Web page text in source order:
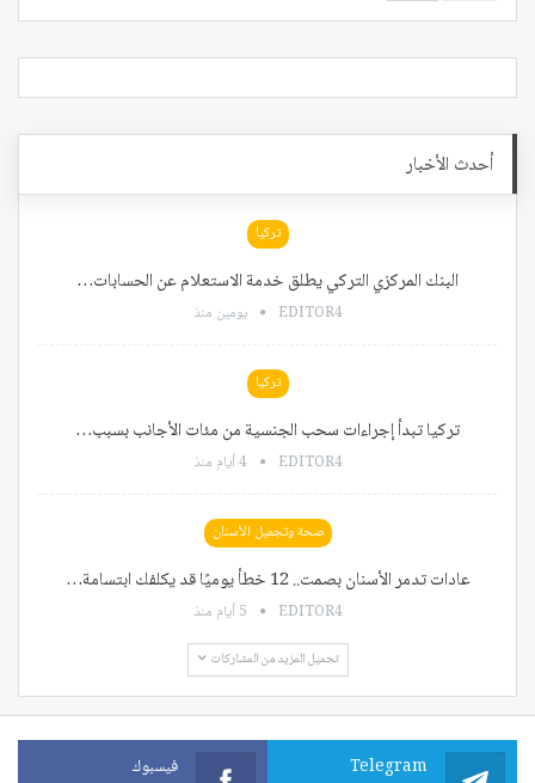
أحدث الأخبار
تركيا
البنك المركزي التركي يطلق خدمة الاستعلام عن الحسابات…
EDITOR4 يومين منذ
تركيا
تركيا تبدأ إجراءات سحب الجنسية من مئات الأجانب بسبب…
EDITOR4 4 أيام منذ
صحة وتجميل الأسنان
عادات تدمر الأسنان بصمت.. 12 خطأ يوميًا قد يكلفك ابتسامة…
EDITOR4 5 أيام منذ
تحميل المزيد من المشاركات
Telegram فيسبوك